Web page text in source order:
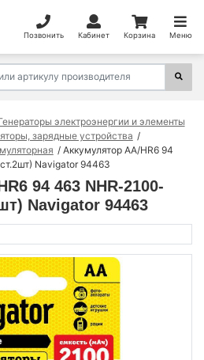
Позвонить Кабинет Корзина Меню
электроэнергии и элементы
зарядные устройства
Аккумулятор AA/HR6 94
Navigator 94463
94 463 NHR-2100-
Navigator 94463